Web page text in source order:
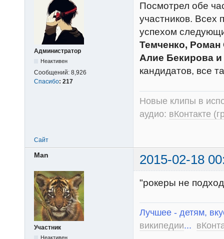
Администратор
Неактивен
Сообщений: 8,926
Спасибо: 217
Посмотрел обе
участников. Всех
успехом
Темченко,
Алие Бекирова и
кандидатов, все
Новые клипы в
аудио: вКонтакте
Сайт
Man 2015-02-18
Участник
Неактивен
"рокеры не
Лучшее - детям,
википедии...